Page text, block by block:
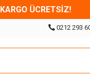
KARGO ÜCRETSİZ!
0212 293